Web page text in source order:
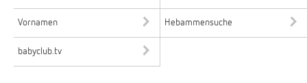
Vornamen Hebammensuche
babyclub.tv